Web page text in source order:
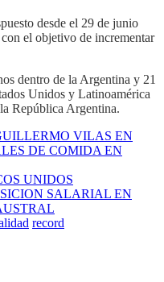
desde el 29 de junio
el objetivo de incrementar
dentro de la Argentina y 21
Unidos y Latinoamérica
República Argentina.
VILAS EN
DE COMIDA EN
UNIDOS
SALARIAL EN
record